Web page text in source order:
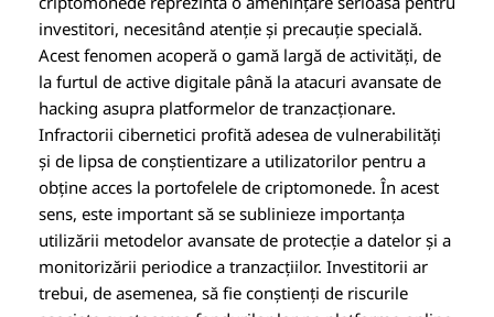
investitori, necesitând atenție și precauție specială.
Acest fenomen acoperă o gamă largă de activități, de
la furtul de active digitale până la atacuri avansate de
hacking asupra platformelor de tranzacționare.
Infractorii cibernetici profită adesea de vulnerabilități
și de lipsa de conștientizare a utilizatorilor pentru a
obține acces la portofelele de criptomonede. În acest
sens, este important să se sublinieze importanța
utilizării metodelor avansate de protecție a datelor și a
monitorizării periodice a tranzacțiilor. Investitorii ar
trebui, de asemenea, să fie conștienți de riscurile